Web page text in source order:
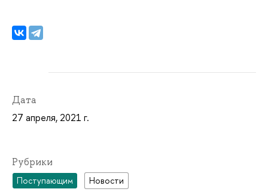
Дата
27 апреля, 2021 г.
Рубрики
Поступающим Новости